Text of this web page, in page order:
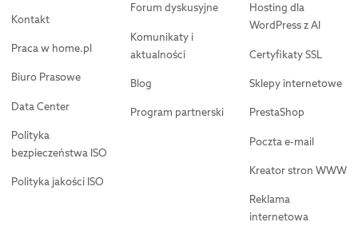
Kontakt
Praca w home.pl
Biuro Prasowe
Data Center
Polityka
bezpieczeństwa ISO
Polityka jakości ISO
Forum dyskusyjne
Komunikaty i
aktualności
Blog
Program partnerski
Hosting dla
WordPress z AI
Certyfikaty SSL
Sklepy internetowe
PrestaShop
Poczta e-mail
Kreator stron WWW
Reklama
internetowa